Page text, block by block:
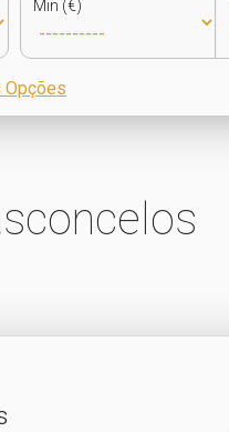
Min (€)
Opções